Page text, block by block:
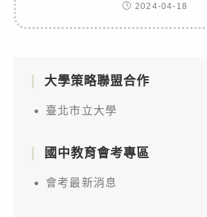
2024-04-18
大學策略聯盟合作
臺北市立大學
國中教育會考專區
會考最新消息